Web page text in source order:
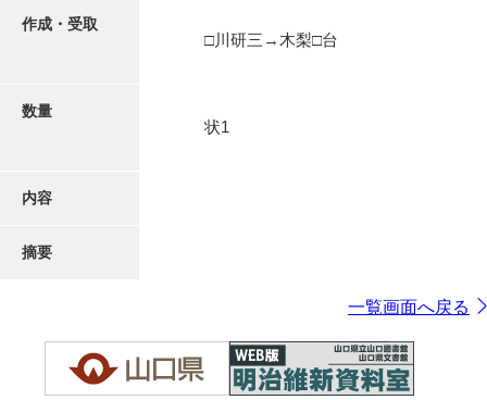
作成・受取
□川研三→木梨□台
数量
状1
内容
摘要
一覧画面へ戻る